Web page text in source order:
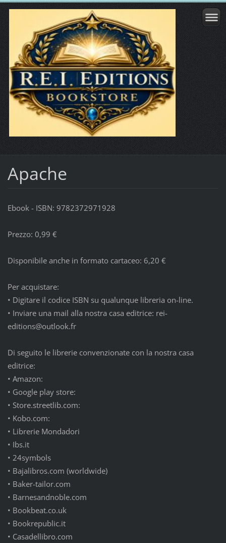
Apache
Ebook - ISBN: 9782372971928
Prezzo: 0,99 €
Disponibile anche in formato cartaceo: 6,20 €
Per acquistare:
• Digitare il codice ISBN su qualunque libreria on-line.
• Inviare una mail alla nostra casa editrice: rei-
editions@outlook.fr
Di seguito le librerie convenzionate con la nostra casa
editrice:
• Amazon:
• Google play store:
• Store.streetlib.com:
• Kobo.com:
• Librerie Mondadori
• Ibs.it
• 24symbols
• Bajalibros.com (worldwide)
• Baker-tailor.com
• Barnesandnoble.com
• Bookbeat.co.uk
• Bookrepublic.it
• Casadellibro.com